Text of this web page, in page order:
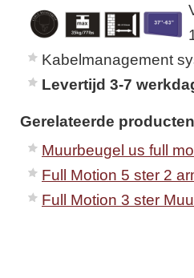
Kabelmanagement
Levertijd 3-7
Gerelateerde
Muurbeugel us full
Full Motion 5 ster 2
Full Motion 3 ster